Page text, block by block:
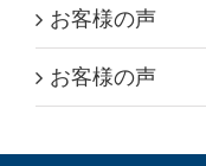
お客様の声
お客様の声